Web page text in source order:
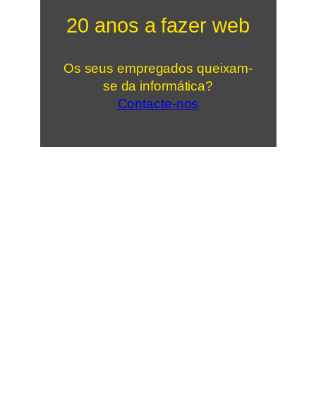
20 anos a fazer web
Os seus empregados queixam-
se da informática?
Contacte-nos